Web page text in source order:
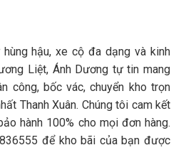
hậu, xe cộ đa dạng và kinh
Liệt, Ánh Dương tự tin mang
công, bốc vác, chuyển kho trọn
Thanh Xuân. Chúng tôi cam kết
hành 100% cho mọi đơn hàng.
để kho bãi của bạn được